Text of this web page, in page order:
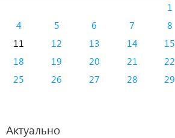
1
4
5 6 7 8
11
12 13 14 15
18
19 20 21 22
25
26 27 28 29
Актуально